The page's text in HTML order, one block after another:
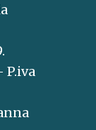
P.iva